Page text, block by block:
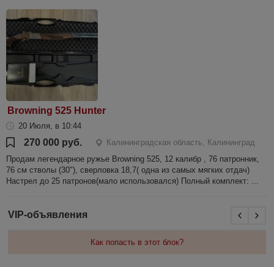
Browning 525 Hunter
20 Июля, в 10:44
270 000 руб.
Калининградская область, Калининград
Продам легендарное ружье Browning 525, 12 калибр , 76 патронник,
76 см стволы (30"), сверловка 18,7( одна из самых мягких отдач)
Настрел до 25 патронов(мало использовался) Полный комплект: ...
VIP-объявления
Как попасть в этот блок?